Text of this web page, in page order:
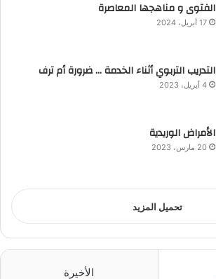
الفتوى و مناهجها المعاصرة
17 أبريل، 2024
التدريب التربوي أثناء الخدمة … ضرورة أم ترف
4 أبريل، 2023
الأمراض الوريدية
20 مارس، 2023
تحميل المزيد
الأخيرة